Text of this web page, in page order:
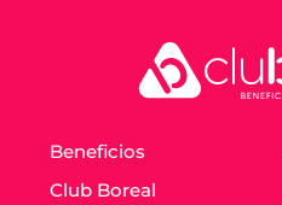
Beneficios
Club Boreal